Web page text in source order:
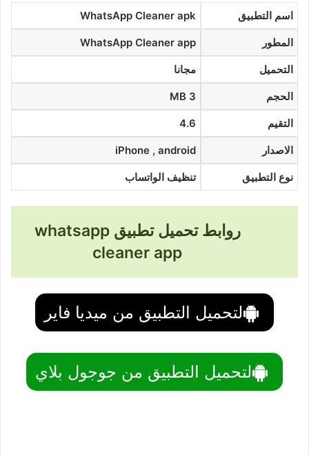
اسم التطبيق WhatsApp Cleaner apk
المطور WhatsApp Cleaner app
التحميل مجانا
الحجم 3 MB
التقيم 4.6
الاصدار iPhone , android
نوع التطبيق تنظيف الواتساب
روابط تحميل تطبيق whatsapp
cleaner app
لتحميل التطبيق من ميديا فاير
لتحميل التطبيق من جوجول بلاي